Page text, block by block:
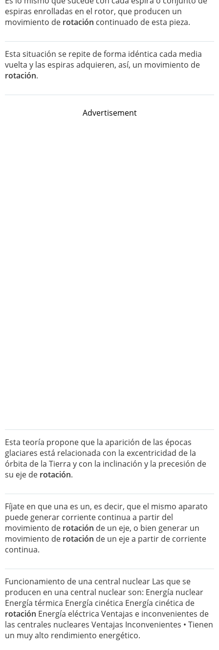
espiras enrolladas en el rotor, que producen un
movimiento de rotación continuado de esta pieza.
Esta situación se repite de forma idéntica cada media
vuelta y las espiras adquieren, así, un movimiento de
rotación.
Advertisement
Esta teoría propone que la aparición de las épocas
glaciares está relacionada con la excentricidad de la
órbita de la Tierra y con la inclinación y la precesión de
su eje de rotación.
Fíjate en que una es un, es decir, que el mismo aparato
puede generar corriente continua a partir del
movimiento de rotación de un eje, o bien generar un
movimiento de rotación de un eje a partir de corriente
continua.
Funcionamiento de una central nuclear Las que se
producen en una central nuclear son: Energía nuclear
Energía térmica Energía cinética Energía cinética de
rotación Energía eléctrica Ventajas e inconvenientes de
las centrales nucleares Ventajas Inconvenientes • Tienen
un muy alto rendimiento energético.